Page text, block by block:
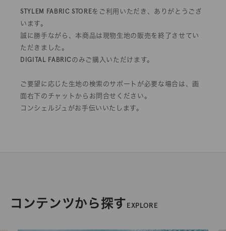
STYLEM FABRIC STOREをご利用いただき、ありがとうござ
います。
誠に勝手ながら、本商品は現物生地の販売を終了させてい
ただきました。
DIGITAL FABRICのみご購入いただけます。
ご要望に応じた生地の検索のサポートが必要な場合は、画
面右下のチャットからお問合せください。
コンシェルジュがお手伝いいたします。
コンテンツから探すEXPLORE